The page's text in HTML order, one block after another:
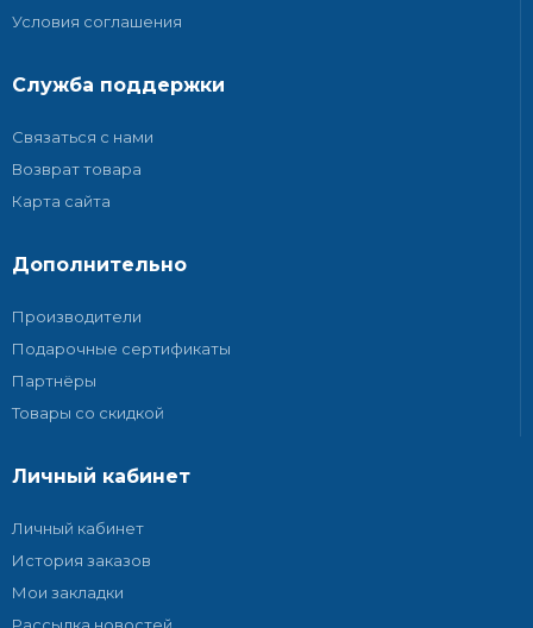
Условия соглашения
Служба поддержки
Связаться с нами
Возврат товара
Карта сайта
Дополнительно
Производители
Подарочные сертификаты
Партнёры
Товары со скидкой
Личный кабинет
Личный кабинет
История заказов
Мои закладки